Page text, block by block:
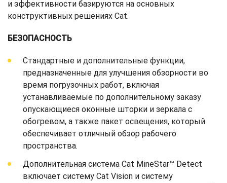
и эффективности базируются на основных
конструктивных решениях Cat.
БЕЗОПАСНОСТЬ
Стандартные и дополнительные функции,
предназначенные для улучшения обзорности во
время погрузочных работ, включая
устанавливаемые по дополнительному заказу
опускающиеся оконные шторки и зеркала с
обогревом, а также пакет освещения, который
обеспечивает отличный обзор рабочего
пространства.
Дополнительная система Cat MineStar™ Detect
включает систему Cat Vision и систему